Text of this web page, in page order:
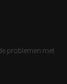
problemen met